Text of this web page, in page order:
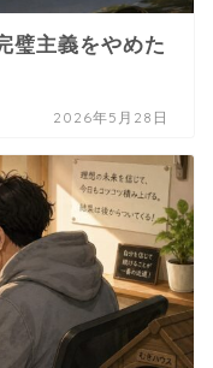
璧主義をやめた
2026年5月28日